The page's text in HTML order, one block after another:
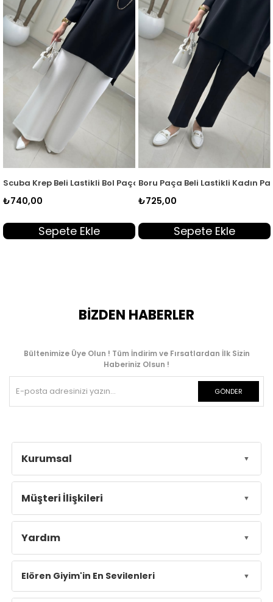
Pantolon Siyah MLH 6000
Krep Beli Lastikli Bol Paça Kadın Pantolon Beyaz MLH 6000
Sepete Ekle
Boru Paça Beli Lastikli Kadın
₺725,00
Sepete Ekle
BİZDEN HABERLER
Bültenimize Üye Olun ! Tüm İndirim ve Fırsatlardan İlk Sizin
Haberiniz Olsun !
GÖNDER
Kurumsal
Müşteri İlişkileri
Yardım
Elören Giyim'in En Sevilenleri